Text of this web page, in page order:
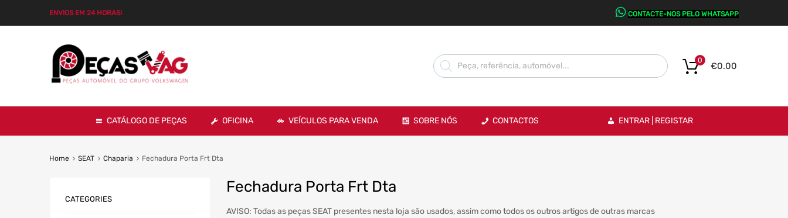
ENVIOS EM 24 HORAS! CONTACTE-NOS PELO WHATSAPP
€0.00
0
CATÁLOGO DE PEÇAS OFICINA VEÍCULOS PARA VENDA SOBRE NÓS CONTACTOS ENTRAR | REGISTAR
Home SEAT Chaparia Fechadura Porta Frt Dta
Fechadura Porta Frt Dta
AVISO: Todas as peças SEAT presentes nesta loja são usados, assim como todos os outros artigos de outras marcas
CATEGORIES